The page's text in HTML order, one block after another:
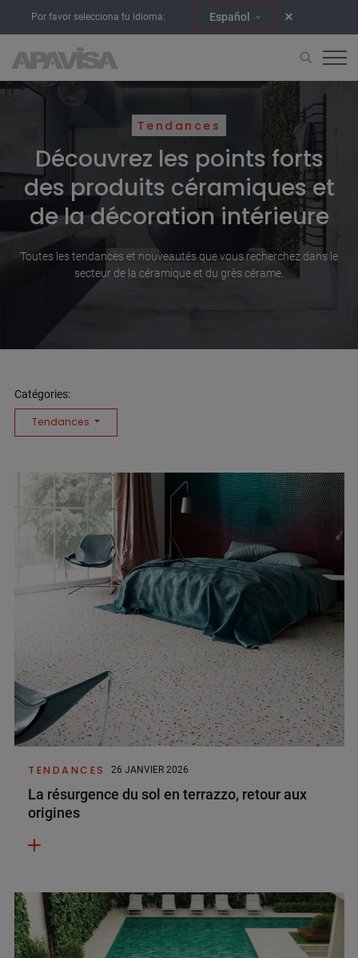
Por favor selecciona tu idioma: Español
Tendances
Découvrez les points forts
des produits céramiques et
de la décoration intérieure
Toutes les tendances et nouveautés que vous recherchez dans le
secteur de la céramique et du grès cérame.
Catégories:
Tendances
TENDANCES 26 JANVIER 2026
La résurgence du sol en terrazzo, retour aux
origines